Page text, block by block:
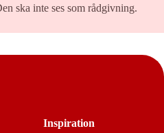
ska inte ses som rådgivning.
Inspiration